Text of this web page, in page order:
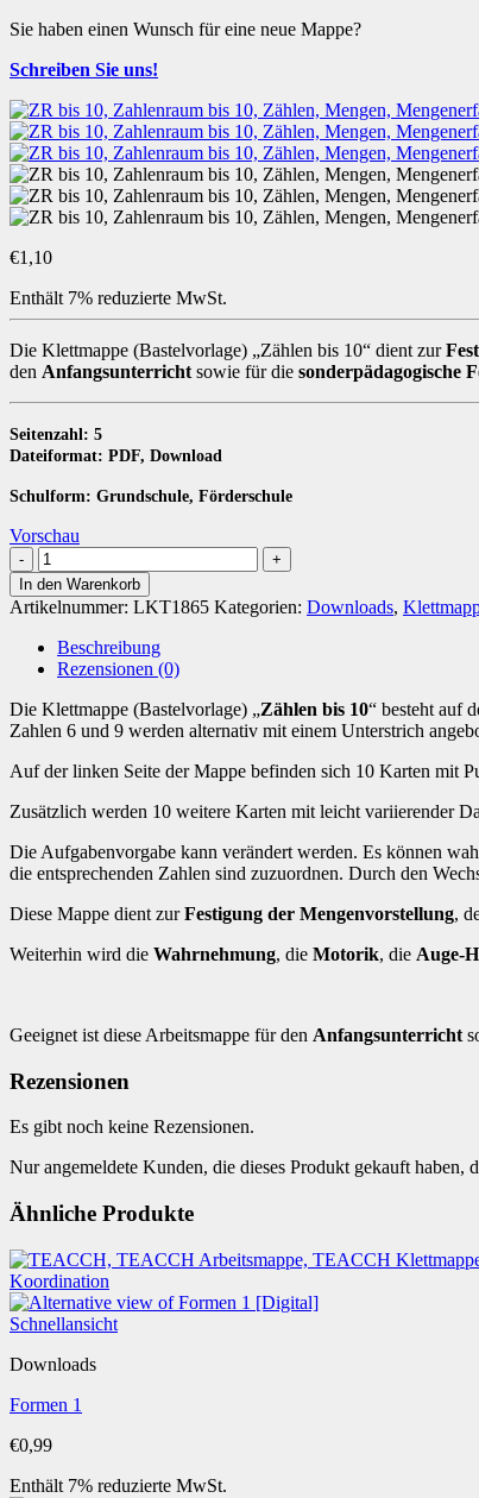
Sie haben einen Wunsch für eine neue Mappe?
Schreiben Sie uns!
€1,10
Enthält 7% reduzierte MwSt.
Die Klettmappe (Bastelvorlage) „Zählen bis 10“ dient zur
den Anfangsunterricht sowie für die sonderpädagogische
Seitenzahl: 5
Dateiformat: PDF, Download
Schulform: Grundschule, Förderschule
Vorschau
Zählen
bis
10
[Digital]
Menge
In den Warenkorb
Artikelnummer: LKT1865 Kategorien: Downloads,
Beschreibung
Rezensionen (0)
Die Klettmappe (Bastelvorlage) „Zählen bis 10“ besteht auf
Zahlen 6 und 9 werden alternativ mit einem Unterstrich
Auf der linken Seite der Mappe befinden sich 10 Karten mit
Zusätzlich werden 10 weitere Karten mit leicht variierender
Die Aufgabenvorgabe kann verändert werden. Es können
die entsprechenden Zahlen sind zuzuordnen. Durch den
Diese Mappe dient zurFestigung der Mengenvorstellung,
Weiterhin wird die Wahrnehmung, die Motorik, die Auge-
Geeignet ist diese Arbeitsmappe für den Anfangsunterricht
Rezensionen
Es gibt noch keine Rezensionen.
Nur angemeldete Kunden, die dieses Produkt gekauft haben,
Ähnliche Produkte
Schnellansicht
Downloads
Formen 1
€0,99
Enthält 7% reduzierte MwSt.